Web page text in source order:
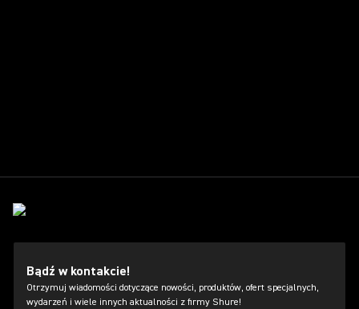
Bądź w kontakcie!
Otrzymuj wiadomości dotyczące nowości, produktów, ofert specjalnych,
wydarzeń i wiele innych aktualności z firmy Shure!